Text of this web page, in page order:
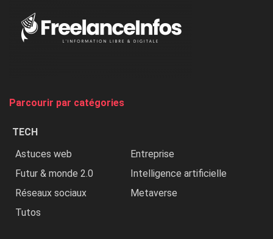
Nigeria,
Parcourir par catégories
TECH
Astuces web
Entreprise
Futur & monde 2.0
Intelligence artificielle
Réseaux sociaux
Metaverse
Tutos